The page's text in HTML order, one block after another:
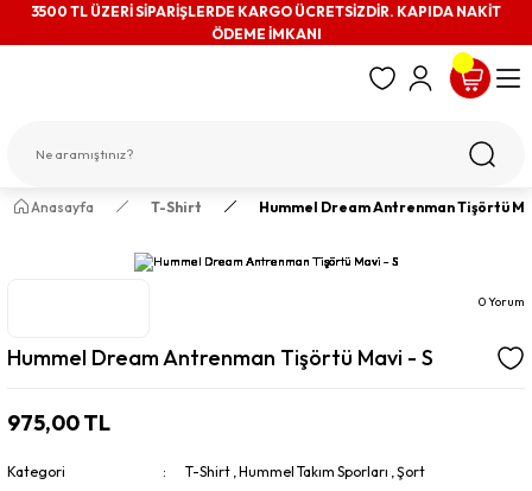
3500 TL ÜZERİ SİPARİŞLERDE KARGO ÜCRETSİZDİR. KAPIDA NAKİT
ÖDEME İMKANI
Anasayfa T-Shirt Hummel Dream Antrenman Tişörtü
0 Yorum
Hummel Dream Antrenman Tişörtü Mavi - S
975,00 TL
Kategori T-Shirt ,Hummel Takım Sporları ,Şort